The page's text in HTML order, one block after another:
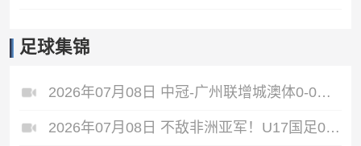
足球集锦
2026年07月08日 中冠-广州联增城澳体0-0战平重庆两江瀚达 双方握手言和
2026年07月08日 不敌非洲亚军！U17国足0-2坦桑尼亚U17 帅惟浩失良机基津加世界波